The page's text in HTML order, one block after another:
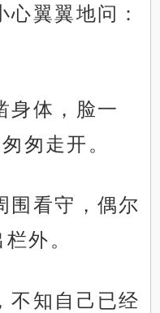
翼翼地问：
身体，脸一
匆走开。
围看守，偶尔
外。
不知自己已经